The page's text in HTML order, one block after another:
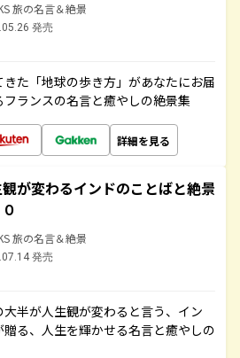
旅の名言＆絶景
発売
た「地球の歩き方」があなたにお届
ランスの名言と癒やしの絶景集
詳細を見る
が変わるインドのことばと絶景
旅の名言＆絶景
発売
半が人生観が変わると言う、イン
贈る、人生を輝かせる名言と癒やしの